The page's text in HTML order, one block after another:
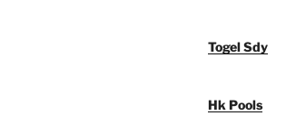
Togel Sdy
Hk Pools